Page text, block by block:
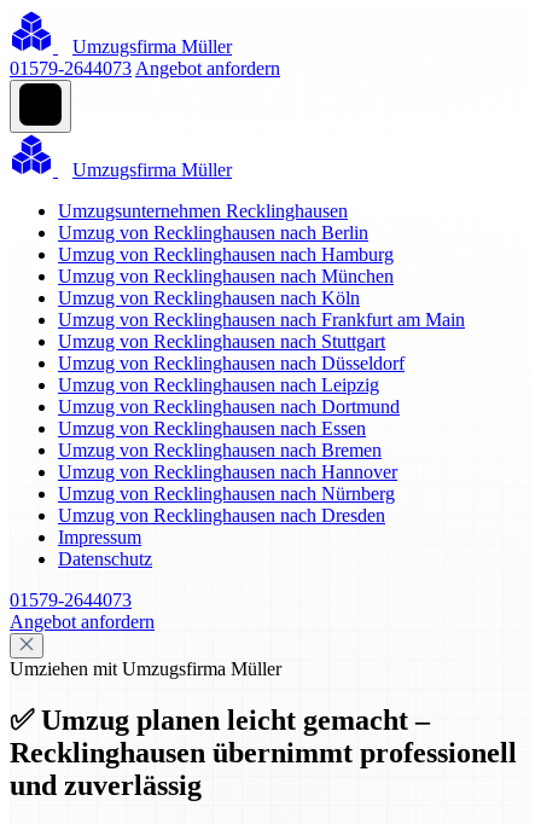
Umzugsfirma Müller
01579-2644073 Angebot anfordern
Umzugsfirma Müller
Umzugsunternehmen Recklinghausen
Umzug von Recklinghausen nach Berlin
Umzug von Recklinghausen nach Hamburg
Umzug von Recklinghausen nach München
Umzug von Recklinghausen nach Köln
Umzug von Recklinghausen nach Frankfurt am Main
Umzug von Recklinghausen nach Stuttgart
Umzug von Recklinghausen nach Düsseldorf
Umzug von Recklinghausen nach Leipzig
Umzug von Recklinghausen nach Dortmund
Umzug von Recklinghausen nach Essen
Umzug von Recklinghausen nach Bremen
Umzug von Recklinghausen nach Hannover
Umzug von Recklinghausen nach Nürnberg
Umzug von Recklinghausen nach Dresden
Impressum
Datenschutz
01579-2644073
Angebot anfordern
Umziehen mit Umzugsfirma Müller
✅ Umzug planen leicht gemacht –
Recklinghausen übernimmt professionell
und zuverlässig